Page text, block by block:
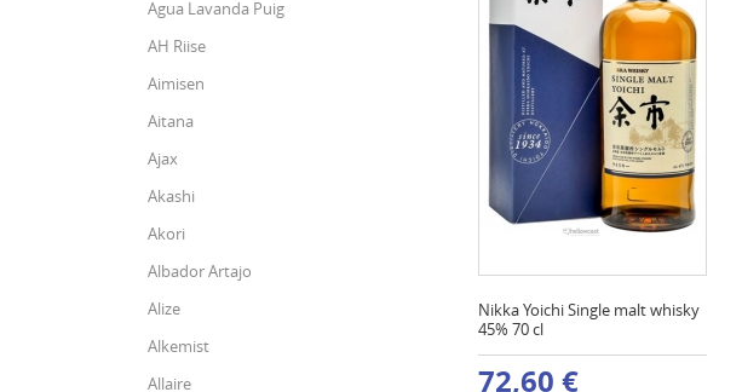
Agua Lavanda Puig
AH Riise
Aimisen
Aitana
Ajax
Akashi
Akori
Albador Artajo
Alize
Alkemist
Allaire
Nikka Yoichi Single malt whisky
45% 70 cl
72,60 €